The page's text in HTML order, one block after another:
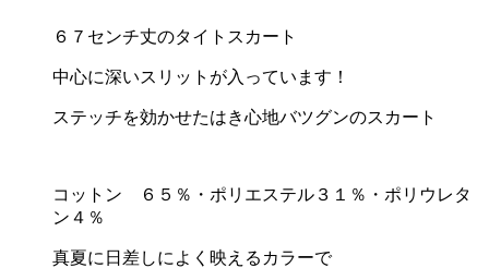
６７センチ丈のタイトスカート
中心に深いスリットが入っています！
ステッチを効かせたはき心地バツグンのスカート
コットン ６５％・ポリエステル３１％・ポリウレタ
ン４％
真夏に日差しによく映えるカラーで